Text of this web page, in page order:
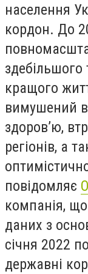
населення
кордон. До
здебільшого
кращого
вимушений
здоров’ю,
регіонів, а
повідомляє
компанія,
даних з
січня 2022
державні